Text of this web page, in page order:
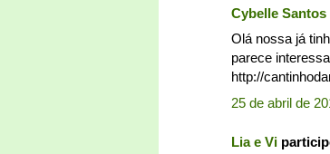
Cybelle Santos
Olá nossa já
parece
http://
25 de abril de
Lia e Vi